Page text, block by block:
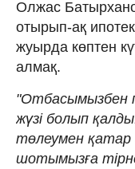
Олжас
отырып-ақ
жуырда көптен
алмақ.
"Отбасымызбен
жүзі болып
төлеумен қатар
шотымызға